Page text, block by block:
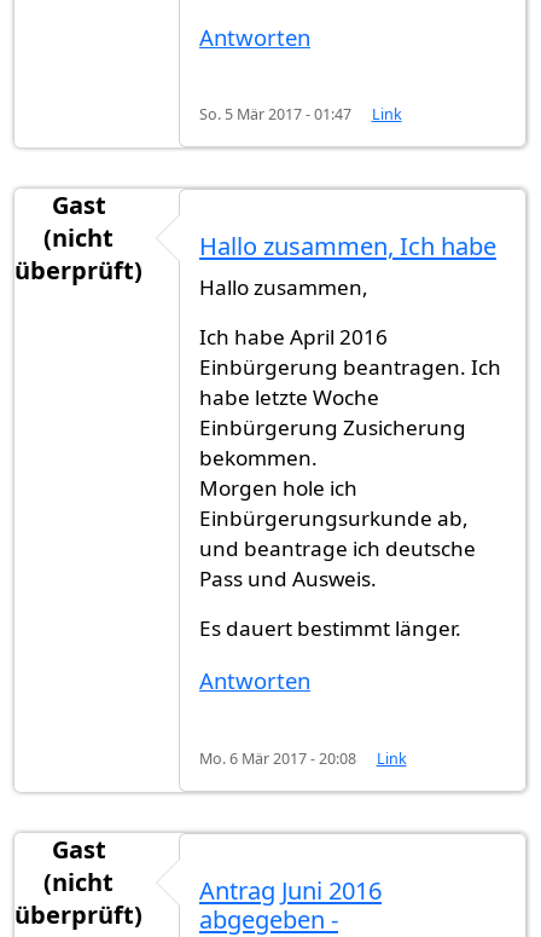
Antworten
So. 5 Mär 2017 - 01:47 Link
Gast
(nicht
überprüft)
Hallo zusammen, Ich habe
Hallo zusammen,
Ich habe April 2016
Einbürgerung beantragen. Ich
habe letzte Woche
Einbürgerung Zusicherung
bekommen.
Morgen hole ich
Einbürgerungsurkunde ab,
und beantrage ich deutsche
Pass und Ausweis.
Es dauert bestimmt länger.
Antworten
Mo. 6 Mär 2017 - 20:08 Link
Gast
(nicht
überprüft)
Antrag Juni 2016
abgegeben -